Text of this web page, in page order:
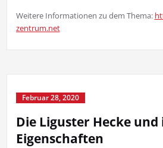
Weitere Informationen zu dem Thema:
zentrum.net
Februar 28, 2020
Die Liguster Hecke und
Eigenschaften